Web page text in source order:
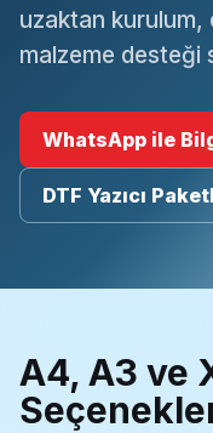
uzaktan
malzeme desteği
WhatsApp ile
DTF Yazıcı
A4, A3 ve